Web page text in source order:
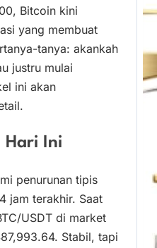
Bitcoin kini
yang membuat
tanya: akankah
justru mulai
ini akan
Hari Ini
penurunan tipis
jam terakhir. Saat
USDT di market
Stabil, tapi